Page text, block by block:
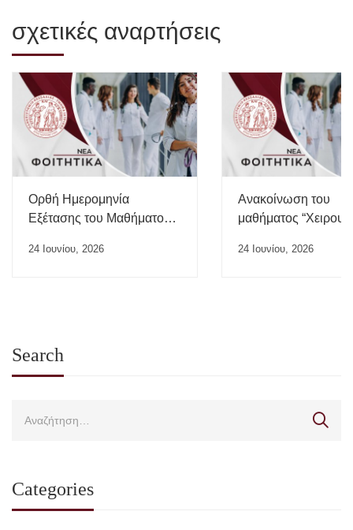
σχετικές αναρτήσεις
Ορθή Ημερομηνία
Εξέτασης του Μαθήματος
24 Ιουνίου, 2026
Ανακοίνωση του
μαθήματος
24 Ιουνίου, 2026
Search
Categories